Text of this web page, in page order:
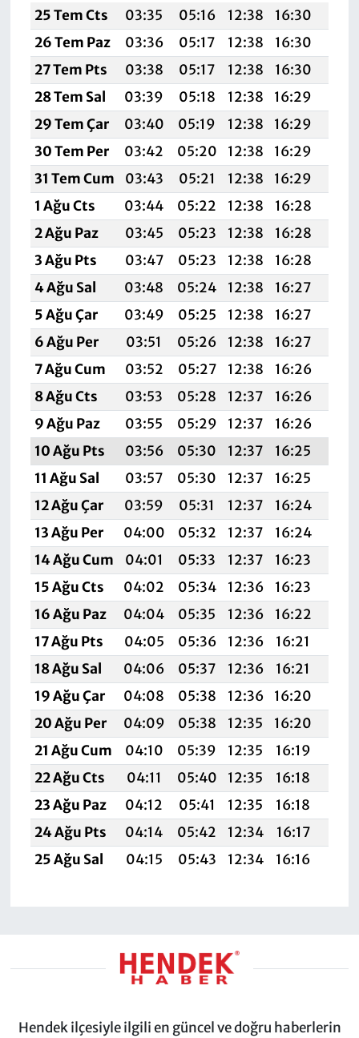
25 Tem Cts
03:35 05:16 12:38 16:30
26 Tem Paz
03:36 05:17 12:38 16:30
27 Tem Pts
03:38 05:17 12:38 16:30
28 Tem Sal
03:39 05:18 12:38 16:29
29 Tem Çar
03:40 05:19 12:38 16:29
30 Tem Per
03:42 05:20 12:38 16:29
31 Tem Cum
03:43 05:21 12:38 16:29
1 Ağu Cts
03:44 05:22 12:38 16:28
2 Ağu Paz
03:45 05:23 12:38 16:28
3 Ağu Pts
03:47 05:23 12:38 16:28
4 Ağu Sal
03:48 05:24 12:38 16:27
5 Ağu Çar
03:49 05:25 12:38 16:27
6 Ağu Per
03:51 05:26 12:38 16:27
7 Ağu Cum
03:52 05:27 12:38 16:26
8 Ağu Cts
03:53 05:28 12:37 16:26
9 Ağu Paz
03:55 05:29 12:37 16:26
10 Ağu Pts
03:56 05:30 12:37 16:25
11 Ağu Sal
03:57 05:30 12:37 16:25
12 Ağu Çar
03:59 05:31 12:37 16:24
13 Ağu Per
04:00 05:32 12:37 16:24
14 Ağu Cum
04:01 05:33 12:37 16:23
15 Ağu Cts
04:02 05:34 12:36 16:23
16 Ağu Paz
04:04 05:35 12:36 16:22
17 Ağu Pts
04:05 05:36 12:36 16:21
18 Ağu Sal
04:06 05:37 12:36 16:21
19 Ağu Çar
04:08 05:38 12:36 16:20
20 Ağu Per
04:09 05:38 12:35 16:20
21 Ağu Cum
04:10 05:39 12:35 16:19
22 Ağu Cts
04:11 05:40 12:35 16:18
23 Ağu Paz
04:12 05:41 12:35 16:18
24 Ağu Pts
04:14 05:42 12:34 16:17
25 Ağu Sal
04:15 05:43 12:34 16:16
Hendek ilçesiyle ilgili en güncel ve doğru haberlerin